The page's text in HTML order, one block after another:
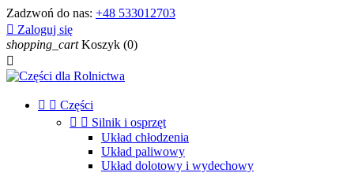
Zadzwoń do nas: +48 533012703
 Zaloguj się
shopping_cart Koszyk (0)

  Części
  Silnik i osprzęt
Układ chłodzenia
Układ paliwowy
Układ dolotowy i wydechowy